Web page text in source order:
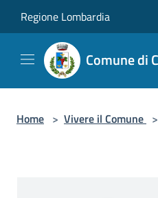
Regione Lombardia
Comune di
Home > Vivere il Comune >